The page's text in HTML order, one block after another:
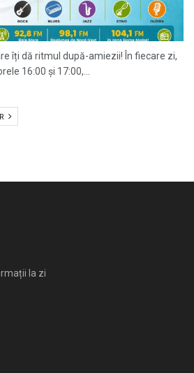
îți dă ritmul după-amiezii! În fiecare zi,
16:00 și 17:00,...
la zi